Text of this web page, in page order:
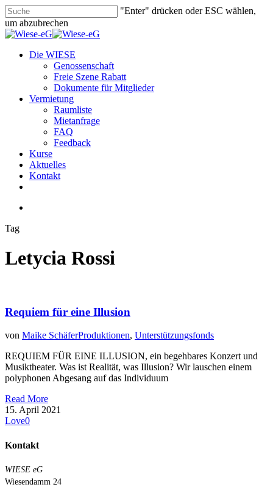
Skip
to
main
"Enter" drücken oder ESC wählen,
um abzubrechen
Close
search
Menu
Die WIESE
Genossenschaft
Freie Szene Rabatt
Dokumente für Mitglieder
Vermietung
Raumliste
Mietanfrage
FAQ
Feedback
Kurse
Aktuelles
Kontakt
Tag
Letycia Rossi
Requiem für eine Illusion
von Maike SchäferProduktionen, Unterstützungsfonds
REQUIEM FÜR EINE ILLUSION, ein begehbares Konzert und
Musiktheater. Was ist Realität, was Illusion? Wir lauschen einem
polyphonen Abgesang auf das Individuum
Read More
15. April 2021
Love0
Kontakt
WIESE eG
Wiesendamm 24